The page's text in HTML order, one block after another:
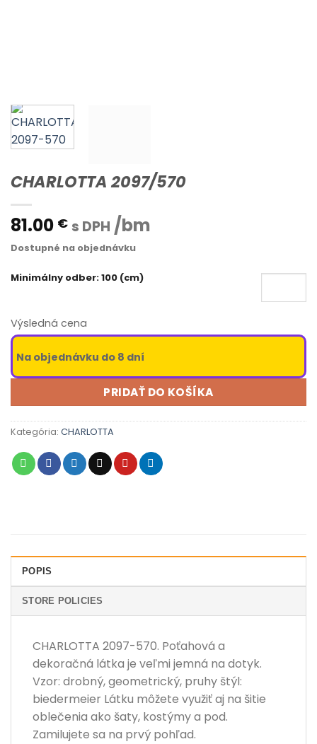
CHARLOTTA 2097/570
81.00 € s DPH /bm
Dostupné na objednávku
Minimálny odber: 100 (cm)
Výsledná cena
Na objednávku do 8 dní
PRIDAŤ DO KOŠÍKA
Kategória: CHARLOTTA
POPIS
STORE POLICIES
CHARLOTTA 2097-570. Poťahová a
dekoračná látka je veľmi jemná na dotyk.
Vzor: drobný, geometrický, pruhy štýl:
biedermeier Látku môžete využiť aj na šitie
oblečenia ako šaty, kostýmy a pod.
Zamilujete sa na prvý pohľad.